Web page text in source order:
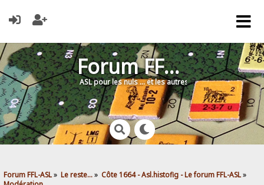
Forum FFL-ASL
ASL pour les nuls … et les autres !
Forum FFL-ASL» Le reste...» Côte 1664 - Asl.histofig - Le forum FFL-ASL»